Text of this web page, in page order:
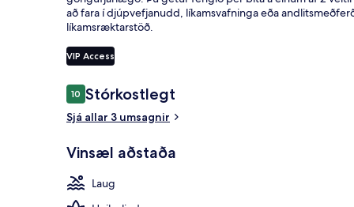
að fara í djúpvefjanudd, líkamsvafninga eða
líkamsræktarstöð.
VIP Access
Umsagnir
1010 af 10
Stórkostlegt
Sjá allar 3 umsagnir
Vinsæl aðstaða
Laug